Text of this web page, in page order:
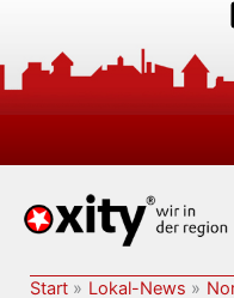
springen
Start Lokal-News